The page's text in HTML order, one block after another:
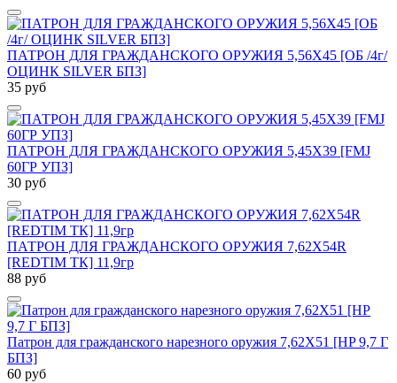
ПАТРОН ДЛЯ ГРАЖДАНСКОГО ОРУЖИЯ 5,56Х45 [ОБ /4г/
ОЦИНК SILVER БПЗ]
35 руб
ПАТРОН ДЛЯ ГРАЖДАНСКОГО ОРУЖИЯ 5,45Х39 [FMJ
60ГР УПЗ]
30 руб
ПАТРОН ДЛЯ ГРАЖДАНСКОГО ОРУЖИЯ 7,62Х54R
[REDTIM ТК] 11,9гр
88 руб
Патрон для гражданского нарезного оружия 7,62Х51 [HP 9,7 Г
БПЗ]
60 руб